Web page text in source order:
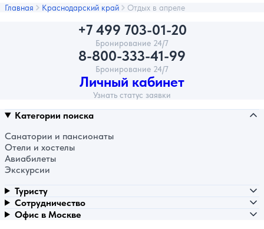
Главная Краснодарский край Отдых в апреле
+7 499 703-01-20
Бронирование 24/7
8-800-333-41-99
Бронирование 24/7
Личный кабинет
Узнать статус заявки
Категории поиска
Санатории и пансионаты
Отели и хостелы
Авиабилеты
Экскурсии
Туристу
Сотрудничество
Офис в Москве